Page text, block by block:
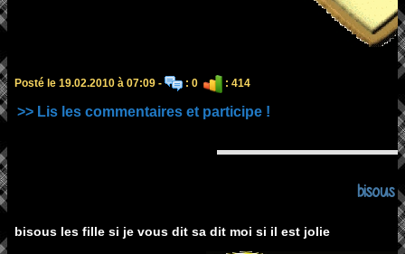
Posté le 19.02.2010 à 07:09 - : 0 : 414
>> Lis les commentaires et participe !
bisous
bisous les fille si je vous dit sa dit moi si il est jolie